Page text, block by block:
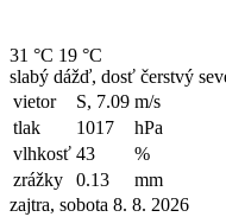
31 °C 19 °C
slabý dážď, dosť čerstvý
vietor
S, 7.09 m/s
tlak
1017
hPa
vlhkosť 43
%
zrážky
0.13
mm
zajtra, sobota 8. 8. 2026